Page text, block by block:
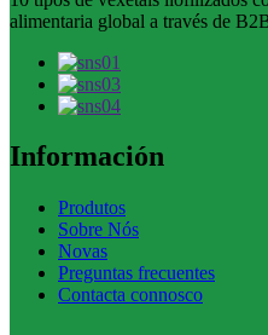
alimentaria global a través de
Información
Produtos
Sobre Nós
Novas
Preguntas frecuentes
Contacta connosco